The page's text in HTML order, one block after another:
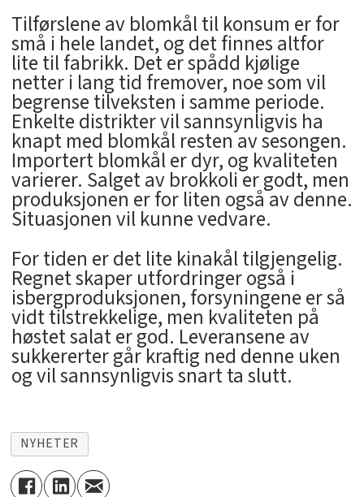
Tilførslene av blomkål til konsum er for
små i hele landet, og det finnes altfor
lite til fabrikk. Det er spådd kjølige
netter i lang tid fremover, noe som vil
begrense tilveksten i samme periode.
Enkelte distrikter vil sannsynligvis ha
knapt med blomkål resten av sesongen.
Importert blomkål er dyr, og kvaliteten
varierer. Salget av brokkoli er godt, men
produksjonen er for liten også av denne.
Situasjonen vil kunne vedvare.
For tiden er det lite kinakål tilgjengelig.
Regnet skaper utfordringer også i
isbergproduksjonen, forsyningene er så
vidt tilstrekkelige, men kvaliteten på
høstet salat er god. Leveransene av
sukkererter går kraftig ned denne uken
og vil sannsynligvis snart ta slutt.
NYHETER